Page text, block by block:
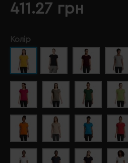
411.27 грн
Колір